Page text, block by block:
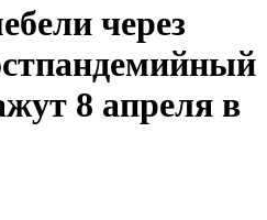
через
8 апреля в